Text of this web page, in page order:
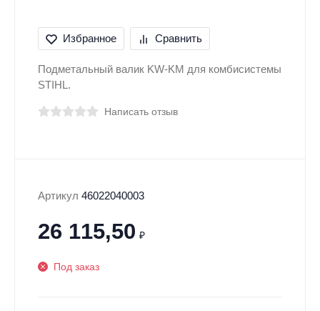
Избранное Сравнить
Подметальный валик KW-KM для комбисистемы
STIHL.
Написать отзыв
Артикул 46022040003
26 115,50 ₽
Под заказ